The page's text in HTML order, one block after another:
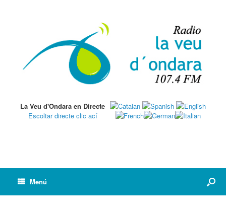
La Veu d'Ondara en Directe
Escoltar directe clic ací
Menú